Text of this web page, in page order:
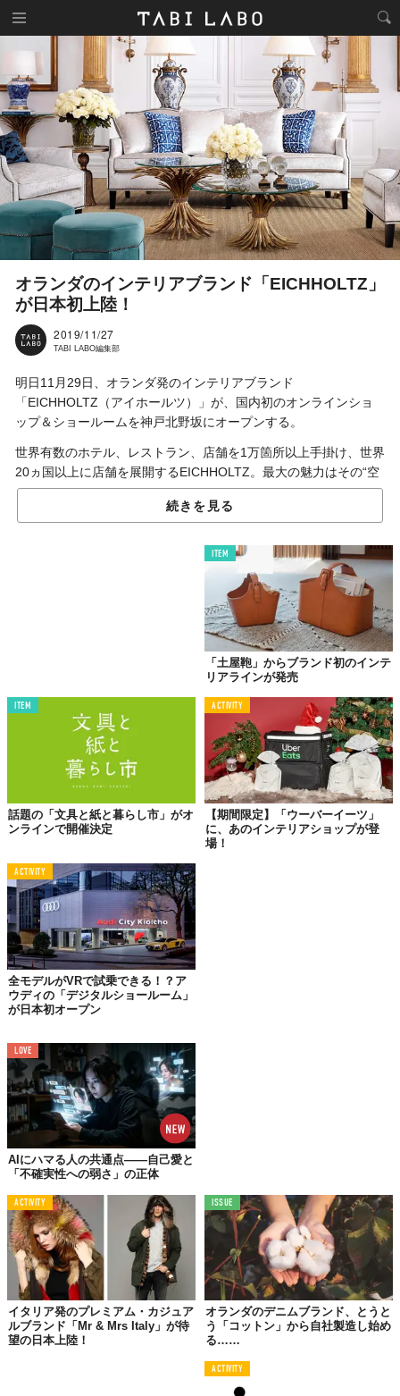
オランダのインテリアブランド「EICHHOLTZ」
が日本初上陸！
2019/11/27
TABI LABO編集部
明日11月29日、オランダ発のインテリアブランド
「EICHHOLTZ（アイホールツ）」が、国内初のオンラインショ
ップ＆ショールームを神戸北野坂にオープンする。
世界有数のホテル、レストラン、店舗を1万箇所以上手掛け、世界
20ヵ国以上に店舗を展開するEICHHOLTZ。最大の魅力はその“空
間提案”にあり、モダン、ラグジュアリー、シックなどの言葉だけ
ではなく、カラー、景観、暮らし、素材、あらゆるものをテーマ
今回グランドオープンするショールームに足を踏み入れれば、誰
もが「お気に入りの空間」を見つけることができるはずだ。
ショールームではオープニングセールを開催。また、オンライン
ショップでも、1万円（税抜）以上の商品購入による送料無料キャ
世界最大の家具見本市「ミラノサローネ」でも、世界のバイヤー
たちを魅了してきた新鋭のインテリアブランドは、実際に見て触
れて感じることで、その実力を知りたいものだ。
続きを見る
ITEM
「土屋鞄」からブランド初のインテ
リアラインが発売
ITEM
話題の「文具と紙と暮らし市」がオ
ンラインで開催決定
ACTIVITY
【期間限定】「ウーバーイーツ」
に、あのインテリアショップが登
場！
ACTIVITY
全モデルがVRで試乗できる！？ア
ウディの「デジタルショールーム」
が日本初オープン
LOVE
AIにハマる人の共通点——自己愛と
「不確実性への弱さ」の正体
ACTIVITY
イタリア発のプレミアム・カジュア
ルブランド「Mr & Mrs Italy」が待
望の日本上陸！
ISSUE
オランダのデニムブランド、とうと
う「コットン」から自社製造し始め
る……
ACTIVITY